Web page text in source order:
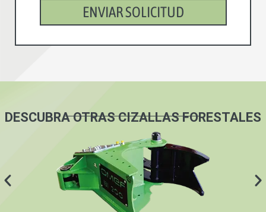
ENVIAR SOLICITUD
DESCUBRA OTRAS CIZALLAS FORESTALES